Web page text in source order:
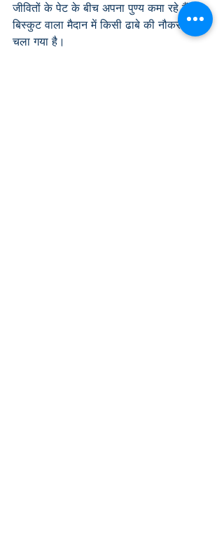
जीवितों के पेट के बीच अपना पुण्य कमा रहे हैं।
बिस्कुट वाला मैदान में किसी ढाबे की नौकरी करने
चला गया है।